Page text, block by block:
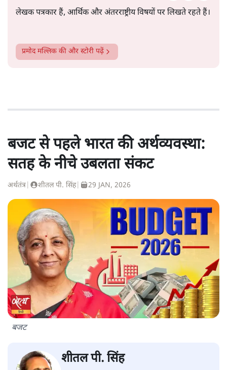
लेखक पत्रकार हैं, आर्थिक और अंतरराष्ट्रीय विषयों पर लिखते रहते हैं।
प्रमोद मल्लिक की और स्टोरी पढ़ें
बजट से पहले भारत की अर्थव्यवस्था:
सतह के नीचे उबलता संकट
अर्थतंत्र शीतल पी. सिंह| 29 JAN, 2026
बजट
शीतल पी. सिंह